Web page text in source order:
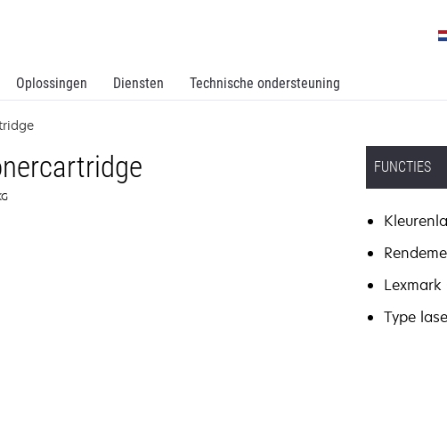
Oplossingen Diensten Technische ondersteuning
FUNCTIES
Type